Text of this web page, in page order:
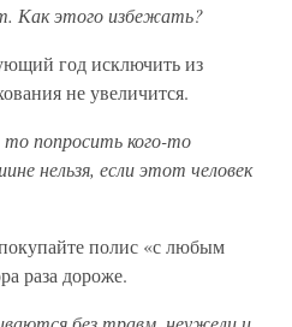
Как этого избежать?
год исключить из
не увеличится.
то попросить кого-то
нельзя, если этот человек
полис «с любым
раза дороже.